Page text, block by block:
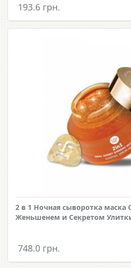
193.6 грн.
2 в 1 Ночная сыворотка маска
Женьшенем и Секретом
748.0 грн.